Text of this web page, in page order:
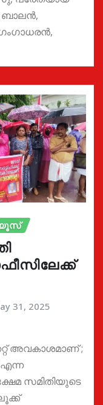
ബാലൻ,
31, 2025
അവകാശമാണ് ;
സമിതിയുടെ